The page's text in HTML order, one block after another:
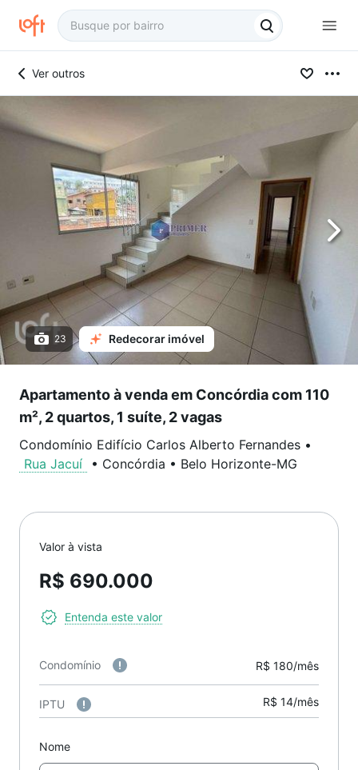
Ver outros
23 Redecorar imóvel
Apartamento à venda em Concórdia com 110
m², 2 quartos, 1 suíte, 2 vagas
Condomínio Edifício Carlos Alberto Fernandes •
Rua Jacuí
• Concórdia • Belo Horizonte-MG
Valor à vista
R$ 690.000
Entenda este valor
Condomínio R$ 180/mês
IPTU R$ 14/mês
Nome